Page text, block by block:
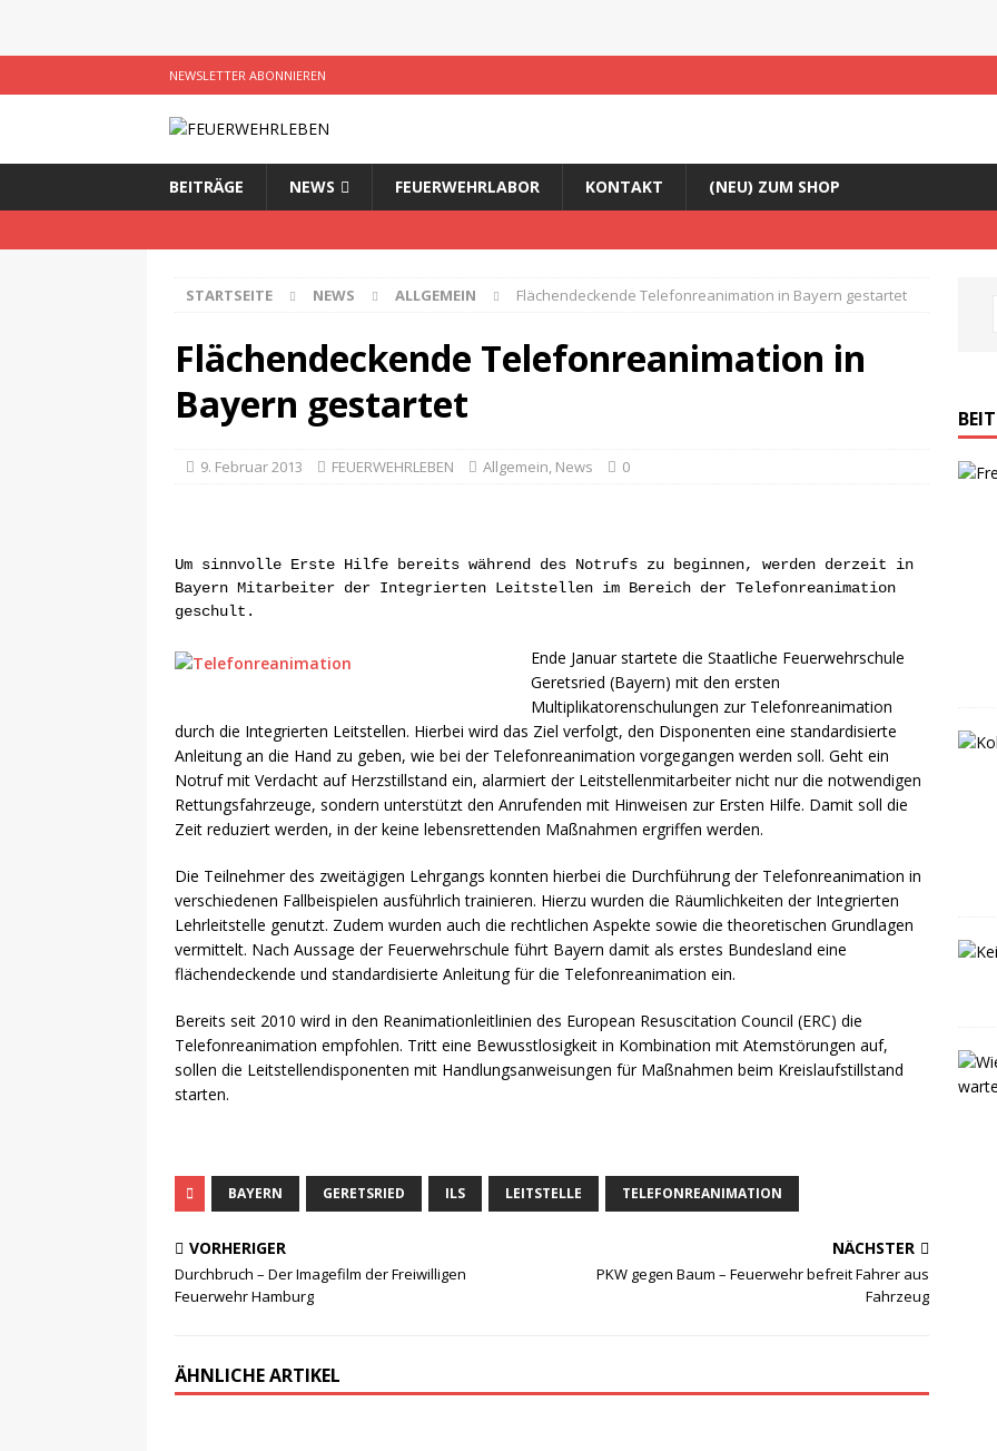
NEWSLETTER ABONNIEREN
BEITRÄGE NEWS FEUERWEHRLABOR KONTAKT (NEU) ZUM SHOP
STARTSEITE NEWS ALLGEMEIN Flächendeckende Telefonreanimation in Bayern gestartet
Flächendeckende Telefonreanimation in
Bayern gestartet
9. Februar 2013 FEUERWEHRLEBEN Allgemein, News 0
Um sinnvolle Erste Hilfe bereits während des Notrufs zu beginnen, werden derzeit in
Bayern Mitarbeiter der Integrierten Leitstellen im Bereich der Telefonreanimation
geschult.
Ende Januar startete die Staatliche Feuerwehrschule
Geretsried (Bayern) mit den ersten
Multiplikatorenschulungen zur Telefonreanimation
durch die Integrierten Leitstellen. Hierbei wird das Ziel verfolgt, den Disponenten eine standardisierte
Anleitung an die Hand zu geben, wie bei der Telefonreanimation vorgegangen werden soll. Geht ein
Notruf mit Verdacht auf Herzstillstand ein, alarmiert der Leitstellenmitarbeiter nicht nur die notwendigen
Rettungsfahrzeuge, sondern unterstützt den Anrufenden mit Hinweisen zur Ersten Hilfe. Damit soll die
Zeit reduziert werden, in der keine lebensrettenden Maßnahmen ergriffen werden.
Die Teilnehmer des zweitägigen Lehrgangs konnten hierbei die Durchführung der Telefonreanimation in
verschiedenen Fallbeispielen ausführlich trainieren. Hierzu wurden die Räumlichkeiten der Integrierten
Lehrleitstelle genutzt. Zudem wurden auch die rechtlichen Aspekte sowie die theoretischen Grundlagen
vermittelt. Nach Aussage der Feuerwehrschule führt Bayern damit als erstes Bundesland eine
flächendeckende und standardisierte Anleitung für die Telefonreanimation ein.
Bereits seit 2010 wird in den Reanimationleitlinien des European Resuscitation Council (ERC) die
Telefonreanimation empfohlen. Tritt eine Bewusstlosigkeit in Kombination mit Atemstörungen auf,
sollen die Leitstellendisponenten mit Handlungsanweisungen für Maßnahmen beim Kreislaufstillstand
starten.
BAYERN GERETSRIED ILS LEITSTELLE TELEFONREANIMATION
VORHERIGER
Durchbruch – Der Imagefilm der Freiwilligen
Feuerwehr Hamburg
NÄCHSTER
PKW gegen Baum – Feuerwehr befreit Fahrer aus
Fahrzeug
ÄHNLICHE ARTIKEL